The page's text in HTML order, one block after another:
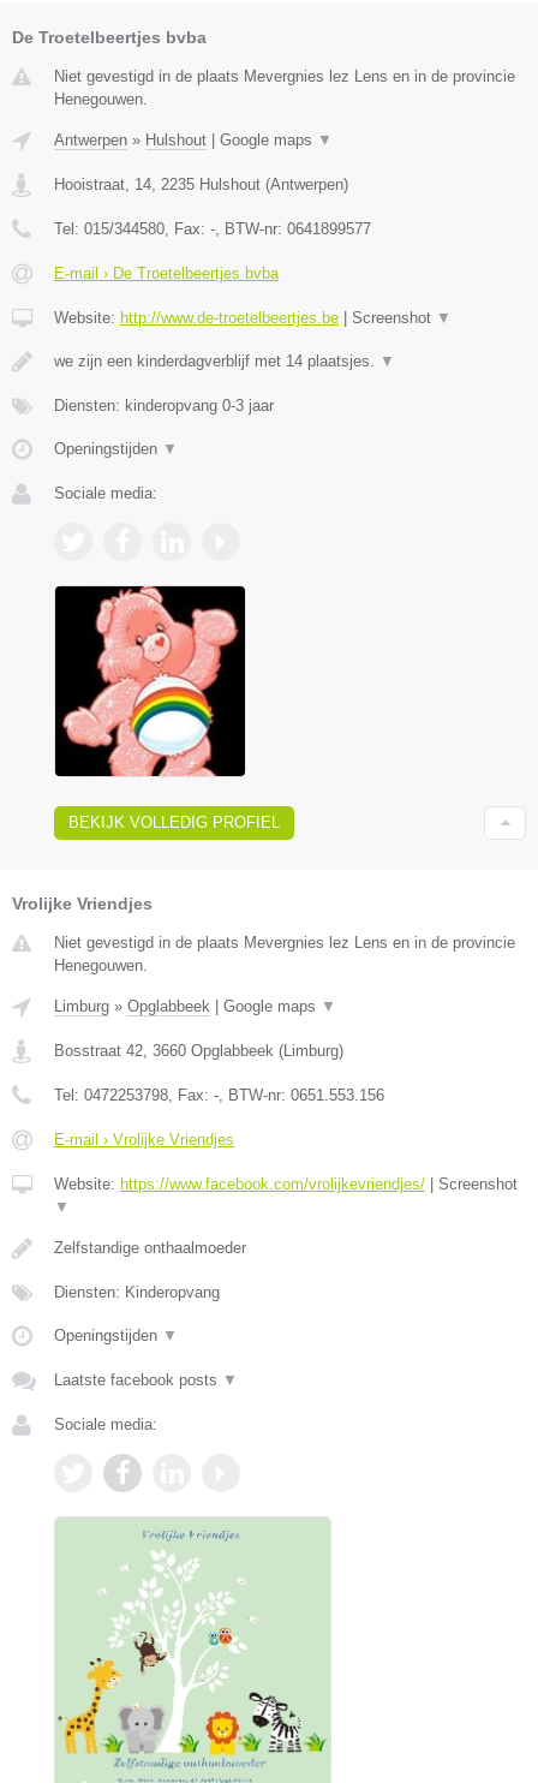
De Troetelbeertjes bvba
Niet gevestigd in de plaats Mevergnies lez Lens en in de provincie
Henegouwen.
Antwerpen » Hulshout Google maps ▼
Hooistraat, 14 2235 Hulshout (Antwerpen)
Tel: 015/344580 , Fax: - , BTW-nr: 0641899577
E-mail › De Troetelbeertjes bvba
Website: http://www.de-troetelbeertjes.be Screenshot ▼
we zijn een kinderdagverblijf met 14 plaatsjes. ▼
Diensten: kinderopvang 0-3 jaar
Openingstijden ▼
Sociale media:
BEKIJK VOLLEDIG PROFIEL
Vrolijke Vriendjes
Niet gevestigd in de plaats Mevergnies lez Lens en in de provincie
Henegouwen.
Limburg » Opglabbeek Google maps ▼
Bosstraat 42 3660 Opglabbeek ( Limburg)
Tel: 0472253798 , Fax: - , BTW-nr: 0651.553.156
E-mail › Vrolijke Vriendjes
Website: https://www.facebook.com/vrolijkevriendjes/
Screenshot
▼
Zelfstandige onthaalmoeder
Diensten: Kinderopvang
Openingstijden ▼
Laatste facebook posts ▼
Sociale media: